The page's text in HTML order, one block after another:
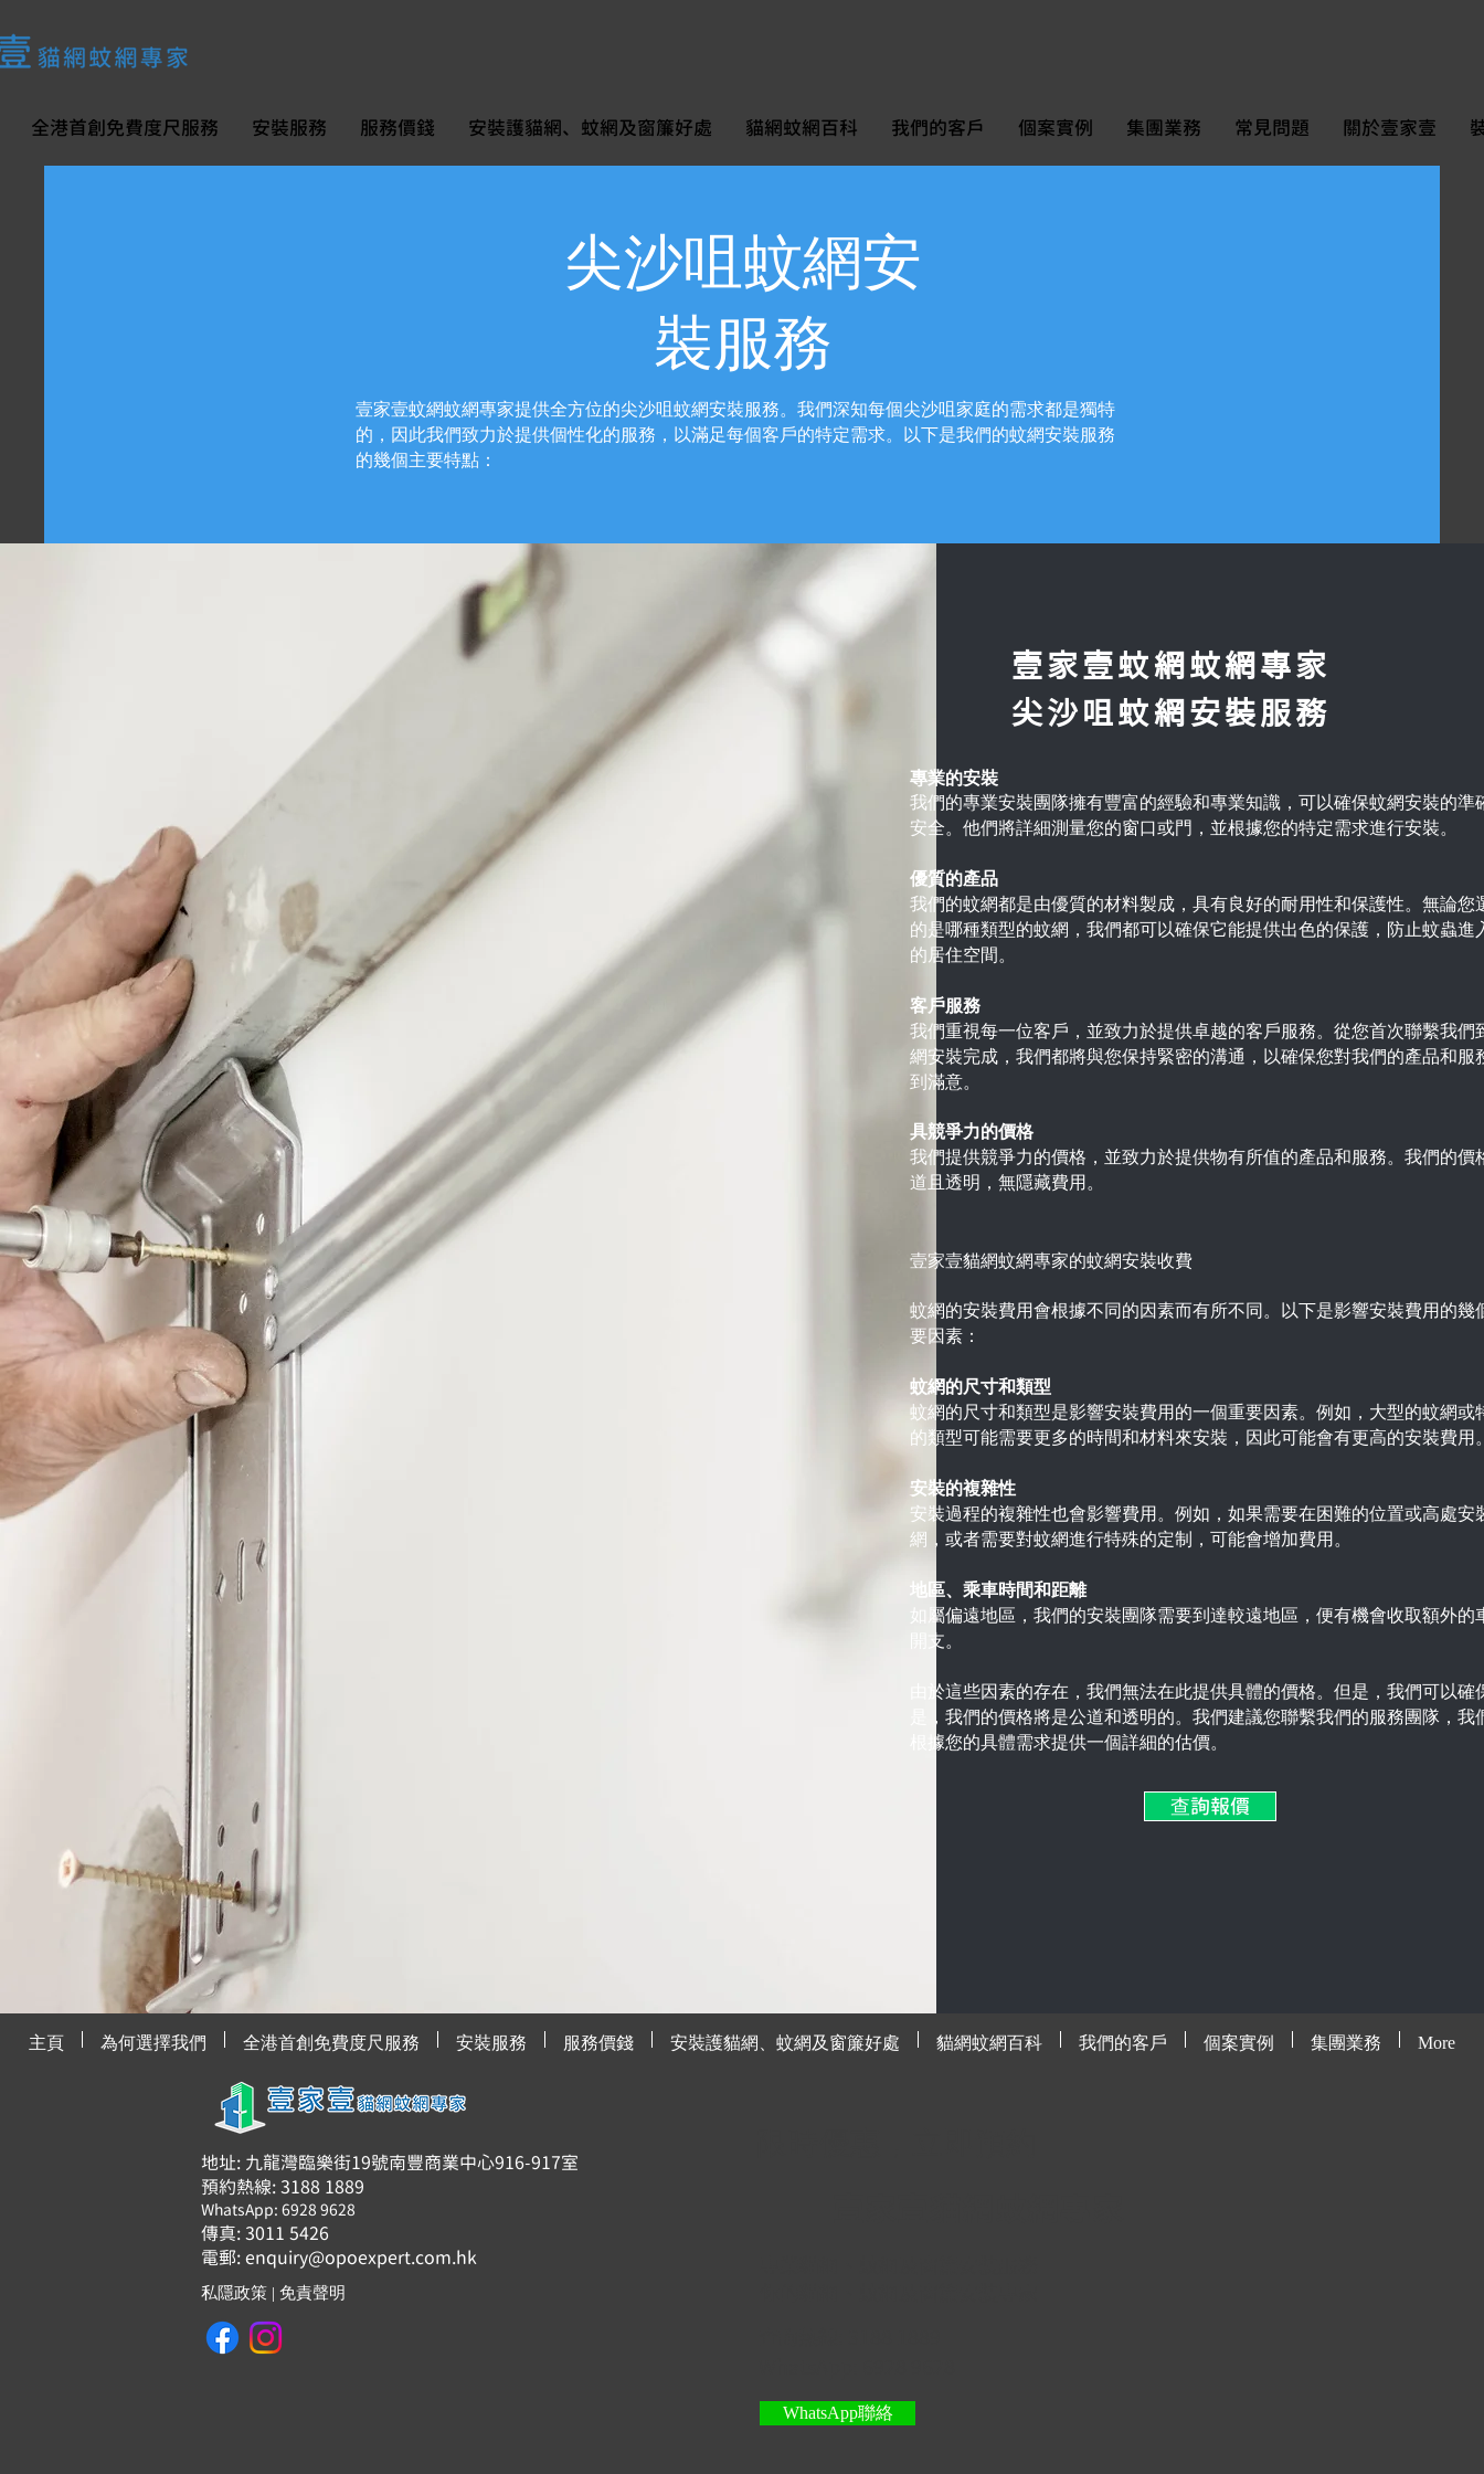
全港首創免費度尺服務 安裝服務 服務價錢 安裝護貓網、蚊網及窗簾好處 貓網蚊網百科 我們的客戶 個案實例 集團業務 常見問題 關於壹家壹
尖沙咀蚊網安
裝服務
壹家壹蚊網蚊網專家提供全方位的尖沙咀蚊網安裝服務。我們深知每個尖沙咀家庭的需求都是獨特
的，因此我們致力於提供個性化的服務，以滿足每個客戶的特定需求。以下是我們的蚊網安裝服務
的幾個主要特點：
壹家壹蚊網蚊網專家
尖沙咀蚊網安裝服務
專業的安裝
我們的專業安裝團隊擁有豐富的經驗和專業知識，可以確保蚊網安裝的準
安全。他們將詳細測量您的窗口或門，並根據您的特定需求進行安裝。
優質的產品
我們的蚊網都是由優質的材料製成，具有良好的耐用性和保護性。無論您
的是哪種類型的蚊網，我們都可以確保它能提供出色的保護，防止蚊蟲進
的居住空間。
客戶服務
我們重視每一位客戶，並致力於提供卓越的客戶服務。從您首次聯繫我們
網安裝完成，我們都將與您保持緊密的溝通，以確保您對我們的產品和服
到滿意。
具競爭力的價格
我們提供競爭力的價格，並致力於提供物有所值的產品和服務。我們的價
道且透明，無隱藏費用。
壹家壹貓網蚊網專家的蚊網安裝收費
蚊網的安裝費用會根據不同的因素而有所不同。以下是影響安裝費用的幾
要因素：
蚊網的尺寸和類型
蚊網的尺寸和類型是影響安裝費用的一個重要因素。例如，大型的蚊網或
的類型可能需要更多的時間和材料來安裝，因此可能會有更高的安裝費用
安裝的複雜性
安裝過程的複雜性也會影響費用。例如，如果需要在困難的位置或高處安
網，或者需要對蚊網進行特殊的定制，可能會增加費用。
地區、乘車時間和距離
如屬偏遠地區，我們的安裝團隊需要到達較遠地區，便有機會收取額外的
開支。
由於這些因素的存在，我們無法在此提供具體的價格。但是，我們可以確
是，我們的價格將是公道和透明的。我們建議您聯繫我們的服務團隊，我
根據您的具體需求提供一個詳細的估價。
查詢報價
主頁 為何選擇我們 全港首創免費度尺服務 安裝服務 服務價錢 安裝護貓網、蚊網及窗簾好處 貓網蚊網百科 我們的客戶 個案實例 集團業務 More
地址: 九龍灣臨樂街19號南豐商業中心916-917室
預約熱線: 3188 1889
WhatsApp: 6928 9628
傳真: 3011 5426
電郵:enquiry@opoexpert.com.hk
私隱政策 | 免責聲明
WhatsApp聯絡